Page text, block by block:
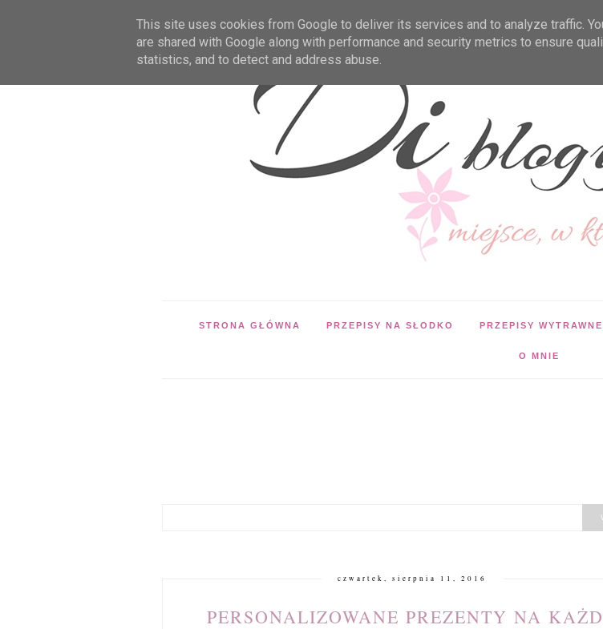
STRONA GŁÓWNA PRZEPISY NA SŁODKO PRZEPISY WYTRAWNE
O MNIE
czwartek, sierpnia 11, 2016
PERSONALIZOWANE PREZENTY NA
This site uses cookies from Google to deliver its services and to analyze traffic.
are shared with Google along with performance and security metrics to ensure
statistics, and to detect and address abuse.